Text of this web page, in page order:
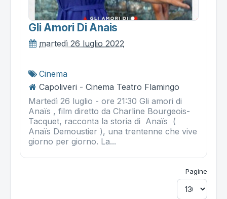
Gli Amori Di Anais
martedì 26 luglio 2022
Cinema
Capoliveri - Cinema Teatro Flamingo
Martedì 26 luglio - ore 21:30 Gli amori di
Anaïs , film diretto da Charline Bourgeois-
Tacquet, racconta la storia di Anaïs (
Anaïs Demoustier ), una trentenne che vive
giorno per giorno. La...
Pagine